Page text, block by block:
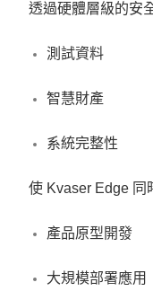
透過硬體層級的安
測試資料
智慧財產
系統完整性
使 Kvaser Edge 同
產品原型開發
大規模部署應用